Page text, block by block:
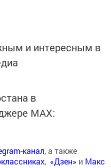
и интересным в
в
MАХ:
канал, а также
, «Дзен» и Макс